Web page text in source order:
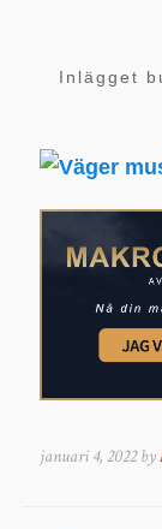
Inlägget
januari 4, 2022 by